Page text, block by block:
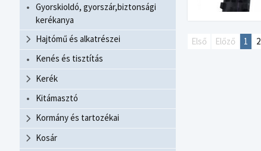
Gyorskioldó, gyorszár,biztonsági
kerékanya
Hajtómű és alkatrészei
Kenés és tisztítás
Kerék
Kitámasztó
Kormány és tartozékai
Kosár
Első Előző 1 2